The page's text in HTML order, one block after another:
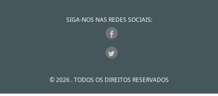
SIGA-NOS NAS REDES SOCIAIS:
© 2026 . TODOS OS DIREITOS RESERVADOS